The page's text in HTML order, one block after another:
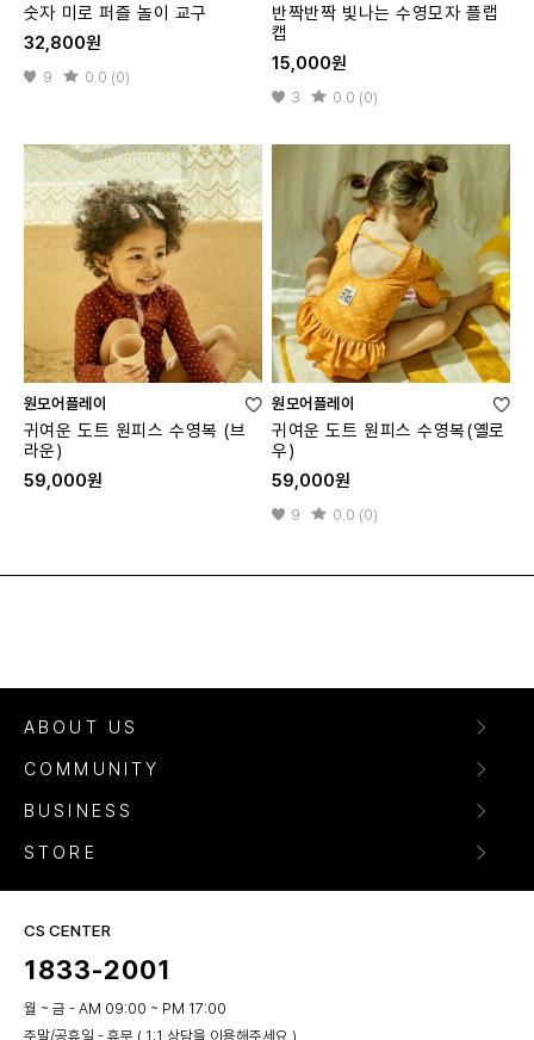
숫자 미로 퍼즐 놀이 교구
32,800원
9 0.0 (0)
반짝반짝 빛나는 수영모자 플랩
캡
15,000원
3 0.0 (0)
원모어플레이
귀여운 도트 원피스 수영복 (브
라운)
59,000원
원모어플레이
귀여운 도트 원피스 수영복(옐로
우)
59,000원
9 0.0 (0)
ABOUT US
COMMUNITY
BUSINESS
STORE
CS CENTER
1833-2001
월 ~ 금 - AM 09:00 ~ PM 17:00
주말/공휴일 - 휴무 ( 1:1 상담을 이용해주세요 )